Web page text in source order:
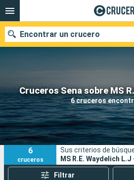
Cruceros Sena sobre MS
6 cruceros
Encontrar un crucero
Nuestros destinos
Fecha de salida
Puertos
6
cruceros
Sus criterios de
MS R.E. Waydelich L.J
Filtrar